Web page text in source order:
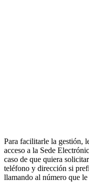
Para facilitarle la gestión,
acceso a la Sede
caso de que quiera
teléfono y dirección si
llamando al número que